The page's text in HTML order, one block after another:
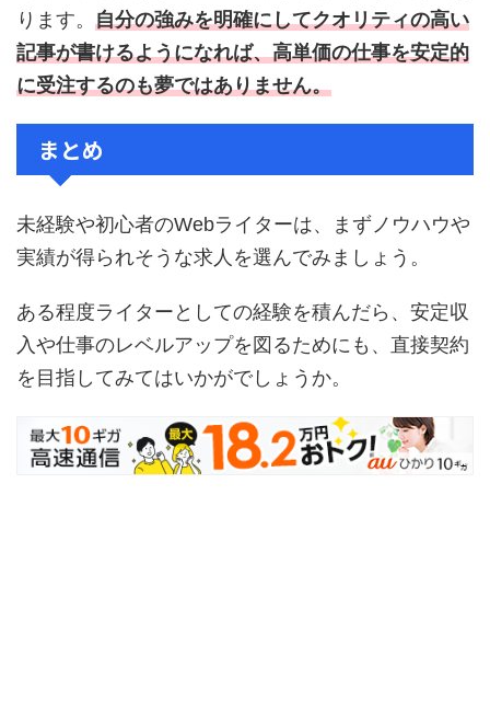
ります。 自分の強みを明確にしてクオリティの高い
記事が書けるようになれば、高単価の仕事を安定的
に受注するのも夢ではありません。
まとめ
未経験や初心者のWebライターは、まずノウハウや
実績が得られそうな求人を選んでみましょう。
ある程度ライターとしての経験を積んだら、安定収
入や仕事のレベルアップを図るためにも、直接契約
を目指してみてはいかがでしょうか。